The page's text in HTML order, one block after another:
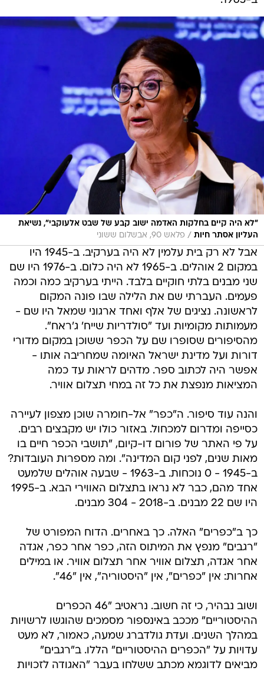
"לא היה קיים בחלקות האדמה ישוב קבע של שבט אלעוקבי", נשיאת
העליון אסתר חיות / פלאש 90, אבשלום ששוני
אבל לא רק בית עלמין לא היה בערקיב. ב-1945 היו
במקום 2 אוהלים. ב-1965 לא היה כלום. ב-1976 היו שם
שני מבנים בלתי חוקיים בלבד. הייתי בערקיב כמה וכמה
פעמים. העברתי שם את הלילה שבו פונה המקום
לראשונה. נציגים של אלף ואחד ארגוני שמאל היו שם -
מעמותות מקומיות ועד "סולדריות שייח' ג'ראח".
מהסיפורים שסופרו שם על הכפר ששוכן במקום מדורי
דורות ועל מדינת ישראל האיומה שמחריבה אותו -
אפשר היה לכתוב ספר. מדהים לראות עד כמה
המציאות מנפצת את כל זה במחי תצלום אוויר.
והנה עוד סיפור. ה"כפר" אל-חומרה שוכן מצפון לעיירה
כסייפה ומדרום למכחול. באזור כולו יש מקבצים רבים.
על פי האתר של פורום דו-קיום, "תושבי הכפר חיים בו
מאות שנים, לפני קום המדינה". ומה מספרות העובדות?
ב-1945 - 0 נוכחות. ב-1963 - שבעה אוהלים שלמעט
אחד מהם, כבר לא נראו בתצלום האווירי הבא. ב-1995
היו שם 22 מבנים. ב-2018 - 304 מבנים.
כך ב"כפרים" האלה. כך באחרים. הדוח המפורט של
"רגבים" מנפץ את המיתוס הזה, כפר אחר כפר, אגדה
אחר אגדה, תצלום אוויר אחר תצלום אוויר. או במילים
אחרות: אין "כפרים", אין "היסטוריה", אין "46".
ושוב נבהיר, כי זה חשוב. נראטיב "46 הכפרים
ההיסטוריים" מככב באינספור מסמכים שהוגשו לרשויות
במהלך השנים. ועדת גולדברג שמעה, כאמור, לא מעט
עדויות על "הכפרים ההיסטוריים" הללו. ב"רגבים"
מביאים לדוגמא מכתב ששלחו בעבר "האגודה לזכויות